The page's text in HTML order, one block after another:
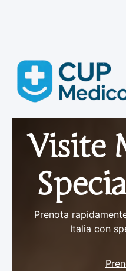
al
contenuto
Visite
Prenota
Italia con